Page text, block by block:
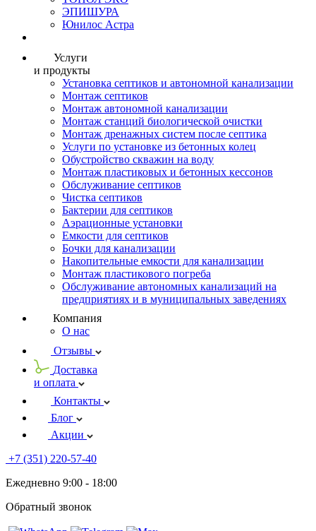
ЭПИШУРА
Юнилос Астра
Услуги
и продукты
Установка септиков и автономной канализации
Монтаж септиков
Монтаж автономной канализации
Монтаж станций биологической очистки
Монтаж дренажных систем после септика
Услуги по установке из бетонных колец
Обустройство скважин на воду
Монтаж пластиковых и бетонных кессонов
Обслуживание септиков
Чистка септиков
Бактерии для септиков
Аэрационные установки
Емкости для септиков
Бочки для канализации
Накопительные емкости для канализации
Монтаж пластикового погреба
Обслуживание автономных канализаций на
предприятиях и в муниципальных заведениях
Компания
О нас
Отзывы
Доставка
и оплата
Контакты
Блог
Акции
+7 (351) 220-57-40
Ежедневно 9:00 - 18:00
Обратный звонок